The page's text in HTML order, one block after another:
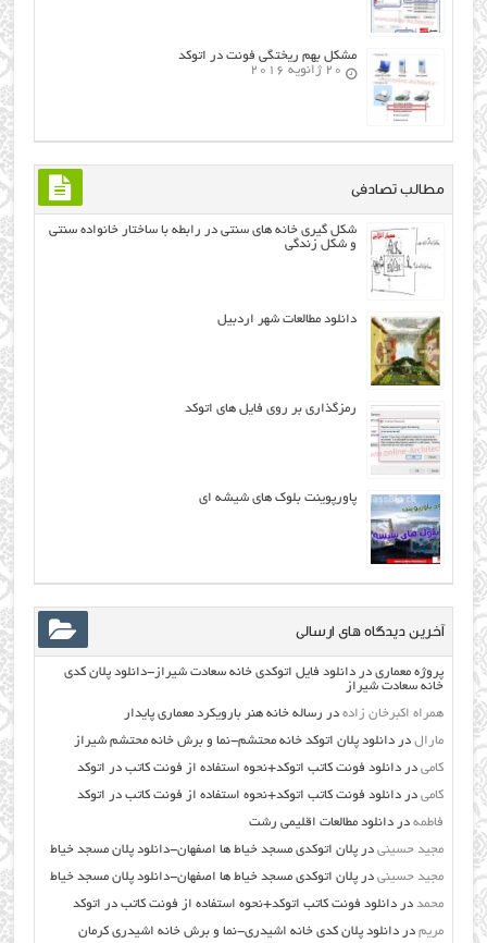
مشکل بهم ریختگی فونت در اتوکد
20 ژانویه 2016
مطالب تصادفی
شکل گیری خانه های سنتی در رابطه با ساختار خانواده سنتی
و شکل زندگی
دانلود مطالعات شهر اردبیل
رمزگذاری بر روی فایل های اتوکد
پاورپوینت بلوک های شیشه ای
آخرین دیدگاه های ارسالی
پروژه معماری دردانلود فایل اتوکدی خانه سعادت شیراز-دانلود پلان کدی
خانه سعادت شیراز
همراه اکبرخان زاده در رساله خانه هنر بارویکرد معماری پایدار
مارال دردانلود پلان اتوکد خانه محتشم-نما و برش خانه محتشم شیراز
کامی دردانلود فونت کاتب اتوکد+نحوه استفاده از فونت کاتب در اتوکد
کامی دردانلود فونت کاتب اتوکد+نحوه استفاده از فونت کاتب در اتوکد
فاطمه دردانلود مطالعات اقليمي رشت
مجید حسینی درپلان اتوکدی مسجد خیاط ها اصفهان-دانلود پلان مسجد خیاط
مجید حسینی درپلان اتوکدی مسجد خیاط ها اصفهان-دانلود پلان مسجد خیاط
محمد دردانلود فونت کاتب اتوکد+نحوه استفاده از فونت کاتب در اتوکد
مریم دردانلود پلان کدی خانه اشیدری-نما و برش خانه اشیدری کرمان